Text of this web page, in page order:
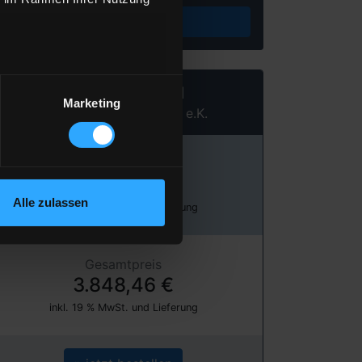
Marketing
Alle zulassen
Heizöl Standard
von Busser Brennstoffe e.K.
128,28 €
inkl. 19 % MwSt. und Lieferung
Gesamtpreis
3.848,46 €
inkl. 19 % MwSt. und Lieferung